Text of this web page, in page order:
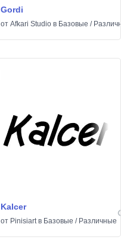
Gordi
от Afkari Studio в Базовые /
Kalcer
от Pinisiartв Базовые / Различные